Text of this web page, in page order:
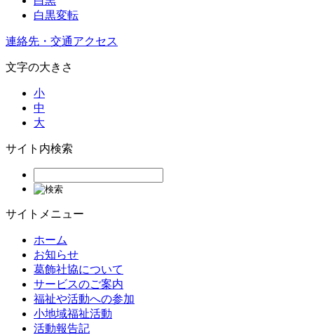
白黒変転
連絡先・交通アクセス
文字の大きさ
小
中
大
サイト内検索
サイトメニュー
ホーム
お知らせ
葛飾社協について
サービスのご案内
福祉や活動への参加
小地域福祉活動
活動報告記